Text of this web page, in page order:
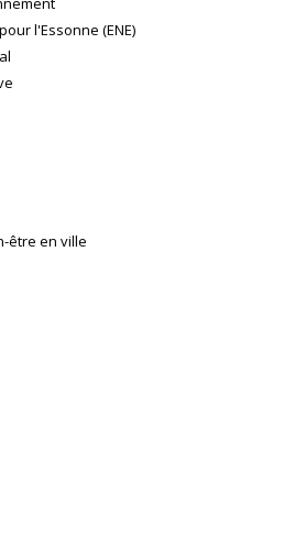
l'Essonne (ENE)
être en ville